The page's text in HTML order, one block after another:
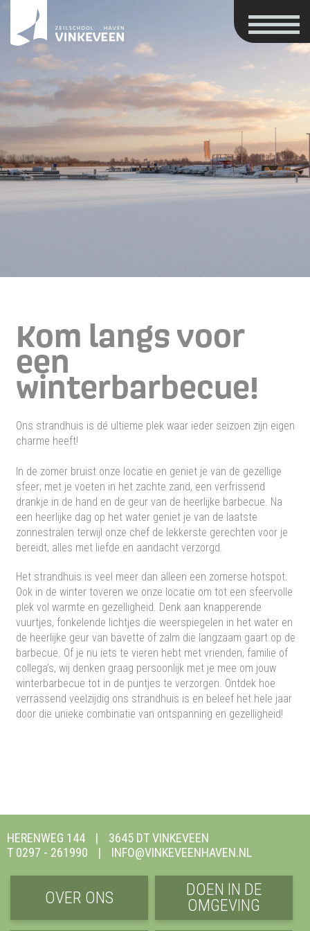
Kom langs voor
een
winterbarbecue!
Ons strandhuis is dé ultieme plek waar ieder seizoen zijn eigen
charme heeft!
In de zomer bruist onze locatie en geniet je van de gezellige
sfeer; met je voeten in het zachte zand, een verfrissend
drankje in de hand en de geur van de heerlijke barbecue. Na
een heerlijke dag op het water geniet je van de laatste
zonnestralen terwijl onze chef de lekkerste gerechten voor je
bereidt, alles met liefde en aandacht verzorgd.
Het strandhuis is veel meer dan alleen een zomerse hotspot.
Ook in de winter toveren we onze locatie om tot een sfeervolle
plek vol warmte en gezelligheid. Denk aan knapperende
vuurtjes, fonkelende lichtjes die weerspiegelen in het water en
de heerlijke geur van bavette of zalm die langzaam gaart op de
barbecue. Of je nu iets te vieren hebt met vrienden, familie of
collega’s, wij denken graag persoonlijk met je mee om jouw
winterbarbecue tot in de puntjes te verzorgen. Ontdek hoe
verrassend veelzijdig ons strandhuis is en beleef het hele jaar
door die unieke combinatie van ontspanning en gezelligheid!
HERENWEG 144
3645 DT VINKEVEEN
T 0297 - 261990
INFO@VINKEVEENHAVEN.NL
OVER ONS
DOEN IN DE
OMGEVING